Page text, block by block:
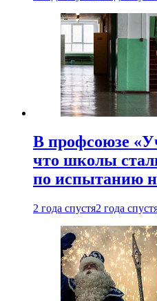
В профсоюзе
что школы
по испытанию
2 года спустя2 года